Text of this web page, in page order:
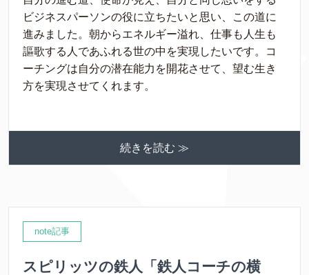
ビジネスパーソンの役に立ちたいと思い、この道に
進みました。朝からエネルギー溢れ、仕事も人生も
謳歌する人であふれる世の中を実現したいです。コ
ーチングは自分の潜在能力を開花させて、望む生き
方を実現させてくれます。
続きを読む ≫
note記事
スピリッツの鉄人「鉄人コーチの横